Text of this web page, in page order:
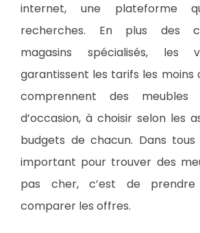
internet, une plateforme
recherches. En plus des
magasins spécialisés, les
garantissent les tarifs les moins
comprennent des meubles
d’occasion, à choisir selon les
budgets de chacun. Dans
important pour trouver des
pas cher, c’est de
comparer les offres.